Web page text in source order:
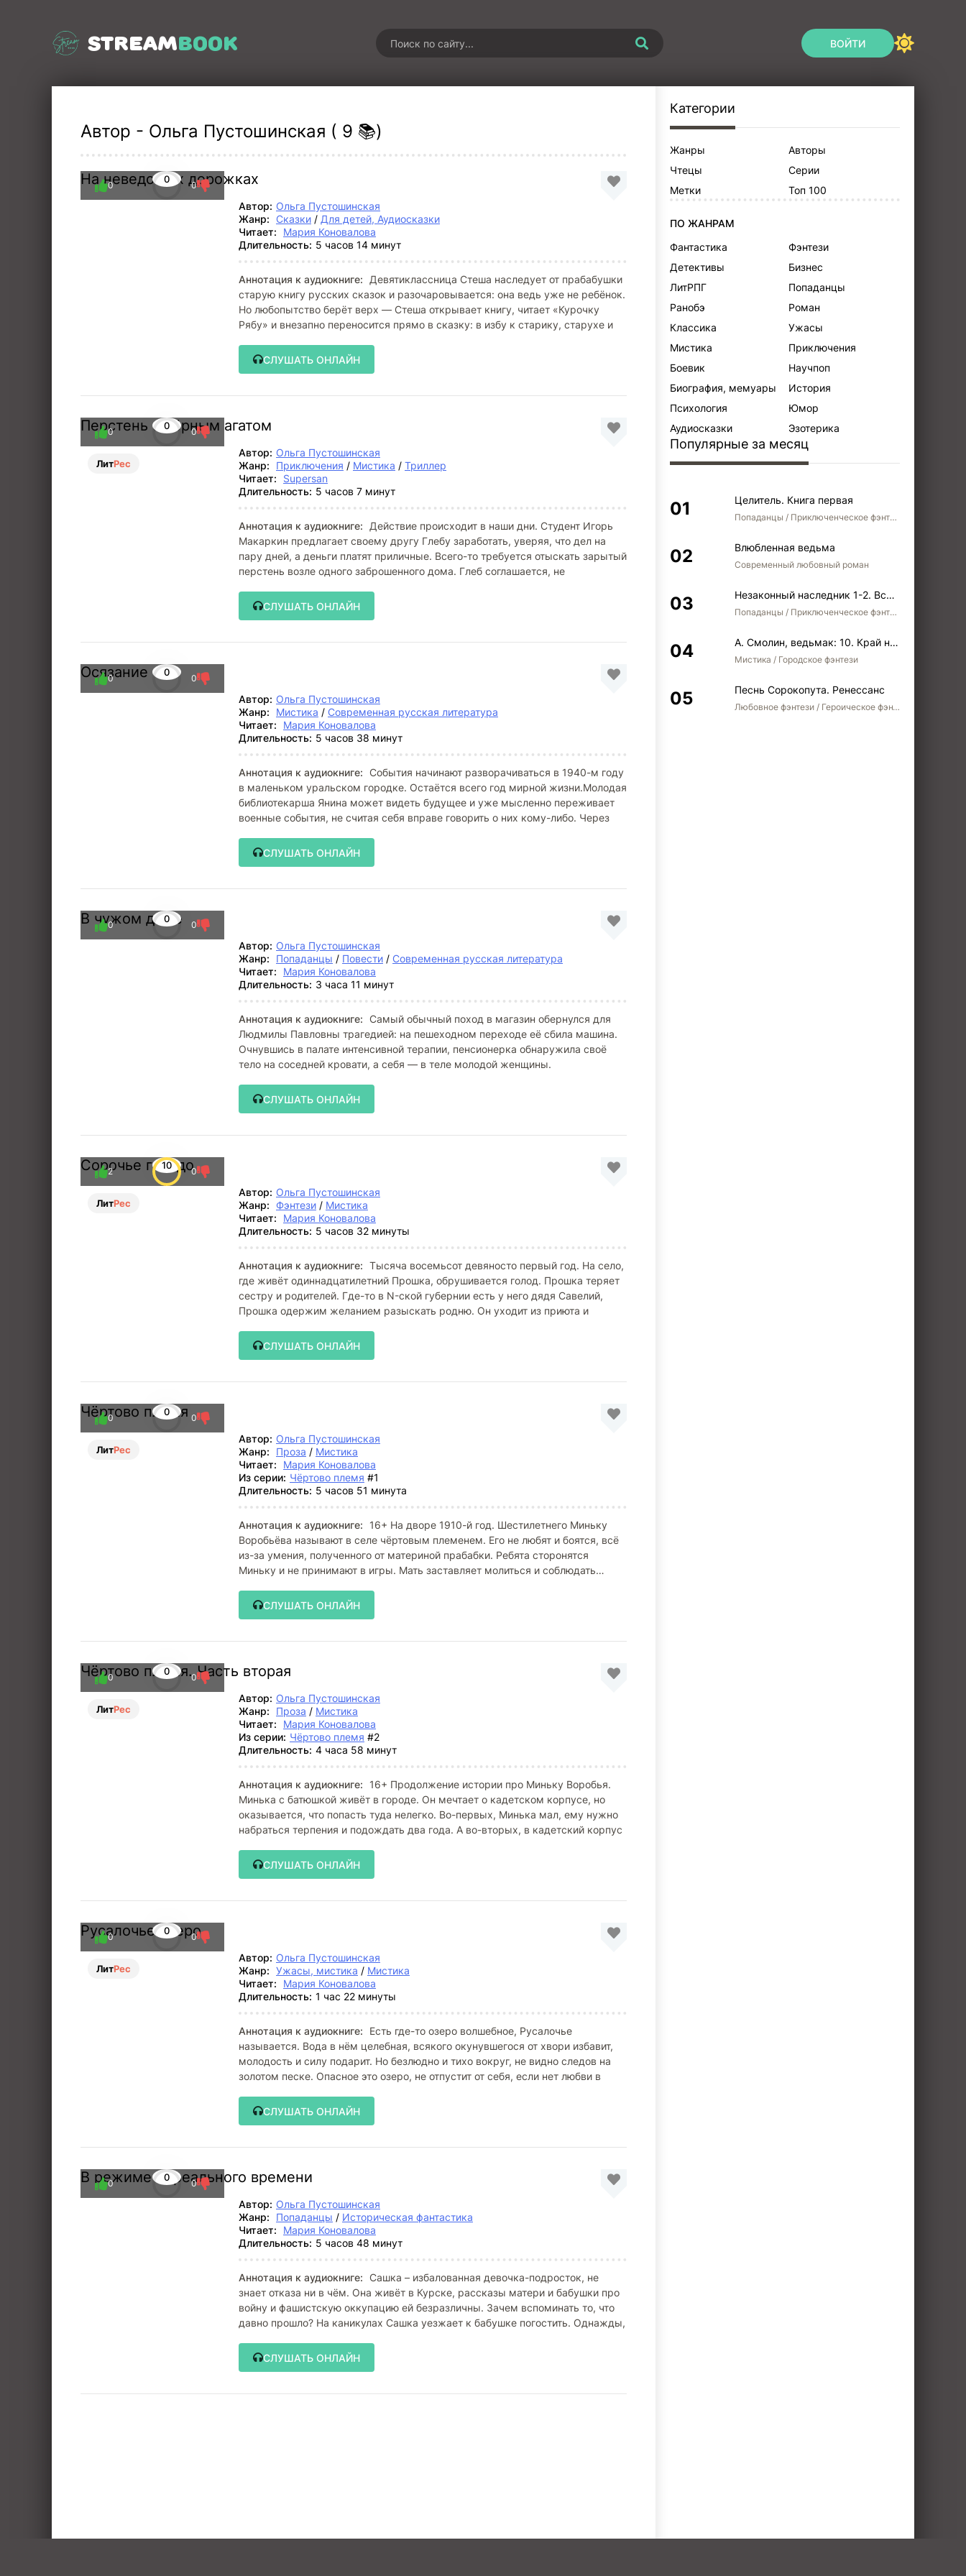
STREAMBOOK ВОЙТИ
Автор - Ольга Пустошинская ( 9 📚)
На неведомых дорожках
0
0 0
Автор: Ольга Пустошинская
Жанр: Сказки / Для детей, Аудиосказки
Читает:
Мария Коновалова
Длительность: 5 часов 14 минут
Аннотация к аудиокниге:
Девятиклассница Стеша наследует от прабабушки
старую книгу русских сказок и разочаровывается: она ведь уже не ребёнок.
Но любопытство берёт верх — Стеша открывает книгу, читает «Курочку
Рябу» и внезапно переносится прямо в сказку: в избу к старику, старухе и
СЛУШАТЬ ОНЛАЙН
Перстень с чёрным агатом
ЛитРес
0
0 0
Автор: Ольга Пустошинская
Жанр:
Приключения / Мистика / Триллер
Читает:
Supersan
Длительность: 5 часов 7 минут
Аннотация к аудиокниге:
Действие происходит в наши дни. Студент Игорь
Макаркин предлагает своему другу Глебу заработать, уверяя, что дел на
пару дней, а деньги платят приличные. Всего-то требуется отыскать зарытый
перстень возле одного заброшенного дома. Глеб соглашается, не
СЛУШАТЬ ОНЛАЙН
Осязание 0
0 0
Автор: Ольга Пустошинская
Жанр:
Мистика / Современная русская литература
Читает:
Мария Коновалова
Длительность: 5 часов 38 минут
Аннотация к аудиокниге: События начинают разворачиваться в 1940-м году
в маленьком уральском городке. Остаётся всего год мирной жизни.Молодая
библиотекарша Янина может видеть будущее и уже мысленно переживает
военные события, не считая себя вправе говорить о них кому-либо. Через
СЛУШАТЬ ОНЛАЙН
В чужом доме
0
0 0
Автор: Ольга Пустошинская
Жанр:
Попаданцы / Повести / Современная русская литература
Читает:
Мария Коновалова
Длительность: 3 часа 11 минут
Аннотация к аудиокниге: Самый обычный поход в магазин обернулся для
Людмилы Павловны трагедией: на пешеходном переходе её сбила машина.
Очнувшись в палате интенсивной терапии, пенсионерка обнаружила своё
тело на соседней кровати, а себя — в теле молодой женщины.
СЛУШАТЬ ОНЛАЙН
Сорочье гнездо
ЛитРес
10
2 0
Автор: Ольга Пустошинская
Жанр:
Фэнтези / Мистика
Читает:
Мария Коновалова
Длительность: 5 часов 32 минуты
Аннотация к аудиокниге: Тысяча восемьсот девяносто первый год. На село,
где живёт одиннадцатилетний Прошка, обрушивается голод. Прошка теряет
сестру и родителей. Где-то в N-ской губернии есть у него дядя Савелий,
Прошка одержим желанием разыскать родню. Он уходит из приюта и
СЛУШАТЬ ОНЛАЙН
Чёртово племя
ЛитРес
0
0 0
Автор: Ольга Пустошинская
Жанр:
Проза / Мистика
Читает:
Мария Коновалова
Из серии: Чёртово племя #1
Длительность: 5 часов 51 минута
Аннотация к аудиокниге:
16+ На дворе 1910-й год. Шестилетнего Миньку
Воробьёва называют в селе чёртовым племенем. Его не любят и боятся, всё
из-за умения, полученного от материной прабабки. Ребята сторонятся
Миньку и не принимают в игры. Мать заставляет молиться и соблюдать
СЛУШАТЬ ОНЛАЙН
Чёртово племя. Часть вторая
ЛитРес
0
0 0
Автор: Ольга Пустошинская
Жанр:
Проза / Мистика
Читает:
Мария Коновалова
Из серии: Чёртово племя #2
Длительность: 4 часа 58 минут
Аннотация к аудиокниге:
16+ Продолжение истории про Миньку Воробья.
Минька с батюшкой живёт в городе. Он мечтает о кадетском корпусе, но
оказывается, что попасть туда нелегко. Во-первых, Минька мал, ему нужно
набраться терпения и подождать два года. А во-вторых, в кадетский корпус
СЛУШАТЬ ОНЛАЙН
Русалочье озеро
ЛитРес
0
0 0
Автор: Ольга Пустошинская
Жанр: Ужасы, мистика / Мистика
Читает:
Мария Коновалова
Длительность: 1 час 22 минуты
Аннотация к аудиокниге:
Есть где-то озеро волшебное, Русалочье
называется. Вода в нём целебная, всякого окунувшегося от хвори избавит,
молодость и силу подарит. Но безлюдно и тихо вокруг, не видно следов на
золотом песке. Опасное это озеро, не отпустит от себя, если нет любви в
СЛУШАТЬ ОНЛАЙН
В режиме нереального времени
0
0 0
Автор: Ольга Пустошинская
Жанр:
Попаданцы / Историческая фантастика
Читает:
Мария Коновалова
Длительность: 5 часов 48 минут
Аннотация к аудиокниге: Сашка – избалованная девочка-подросток, не
знает отказа ни в чём. Она живёт в Курске, рассказы матери и бабушки про
войну и фашистскую оккупацию ей безразличны. Зачем вспоминать то, что
давно прошло? На каникулах Сашка уезжает к бабушке погостить. Однажды,
СЛУШАТЬ ОНЛАЙН
Категории
Жанры
Авторы
Чтецы
Серии
Метки
Топ 100
ПО ЖАНРАМ
Фантастика
Фэнтези
Детективы
Бизнес
ЛитРПГ
Попаданцы
Ранобэ
Роман
Классика
Ужасы
Мистика
Приключения
Боевик
Научпоп
Биография, мемуары
История
Психология
Юмор
Аудиосказки
Эзотерика
Популярные за месяц
Целитель. Книга первая
Попаданцы / Приключенческое фэнтези / Боевое фэнтези
Влюбленная ведьма
Современный любовный роман
Незаконный наследник 1-2. Вспомнить, кем был. Стать собой. Остаться собой
Попаданцы / Приключенческое фэнтези / Боевое фэнтези / Юмористическое фэнтези
А. Смолин, ведьмак: 10. Край неба
Мистика / Городское фэнтези
Песнь Сорокопута. Ренессанс
Любовное фэнтези / Героическое фэнтези